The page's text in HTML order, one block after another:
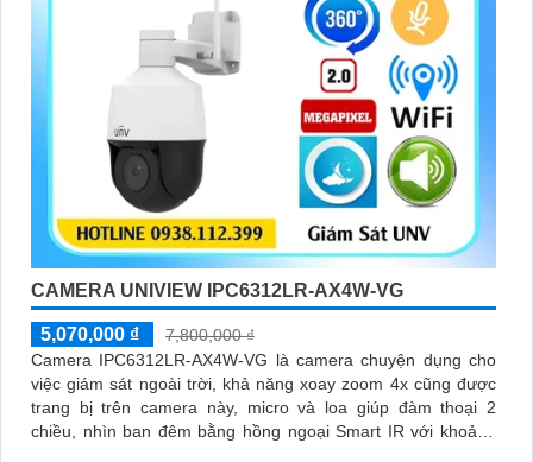
CAMERA UNIVIEW IPC6312LR-AX4W-VG
5,070,000 ₫
7,800,000 ₫
Camera IPC6312LR-AX4W-VG là camera chuyện dụng cho
việc giám sát ngoài trời, khả năng xoay zoom 4x cũng được
trang bị trên camera này, micro và loa giúp đàm thoại 2
chiều, nhìn ban đêm bằng hồng ngoại Smart IR với khoảng